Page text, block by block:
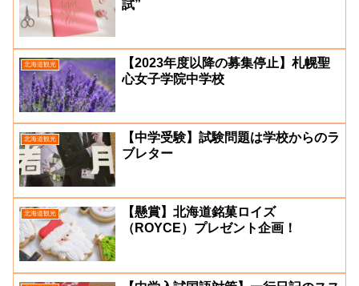
試”
北海道観光
【2023年度以降の募集停止】札幌聖
心女子学院中学校
北海道観光
【中学受験】試験問題は学校からのラ
ブレター
北海道観光
【懸賞】北海道銘菓ロイズ
（ROYCE）プレゼント企画！